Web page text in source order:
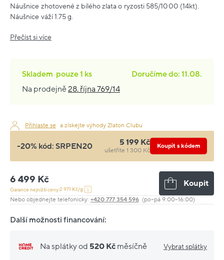
Náušnice zhotovené z bílého zlata o ryzosti 585/1000 (14kt).
Náušnice váží 1.75 g.
Přečíst si více
Skladem pouze1 ks
Doručíme do: 11.08.
Na prodejně28. října 769/14
Přihlaste se a získejte výhody Zlaton Clubu
-20% kód: SRPEN20 5 199 Kč
ušetříte 1 300 Kč
Koupit s kódem
6 499 Kč
Garance nejnižší ceny:2 971 Kč/g
Koupit
Nebo objednejte telefonicky: +420 777 354 596 (po–pá 9:00–16:00)
Další možnosti financování:
Na splátky od 520 Kč měsíčně Vybrat splátky